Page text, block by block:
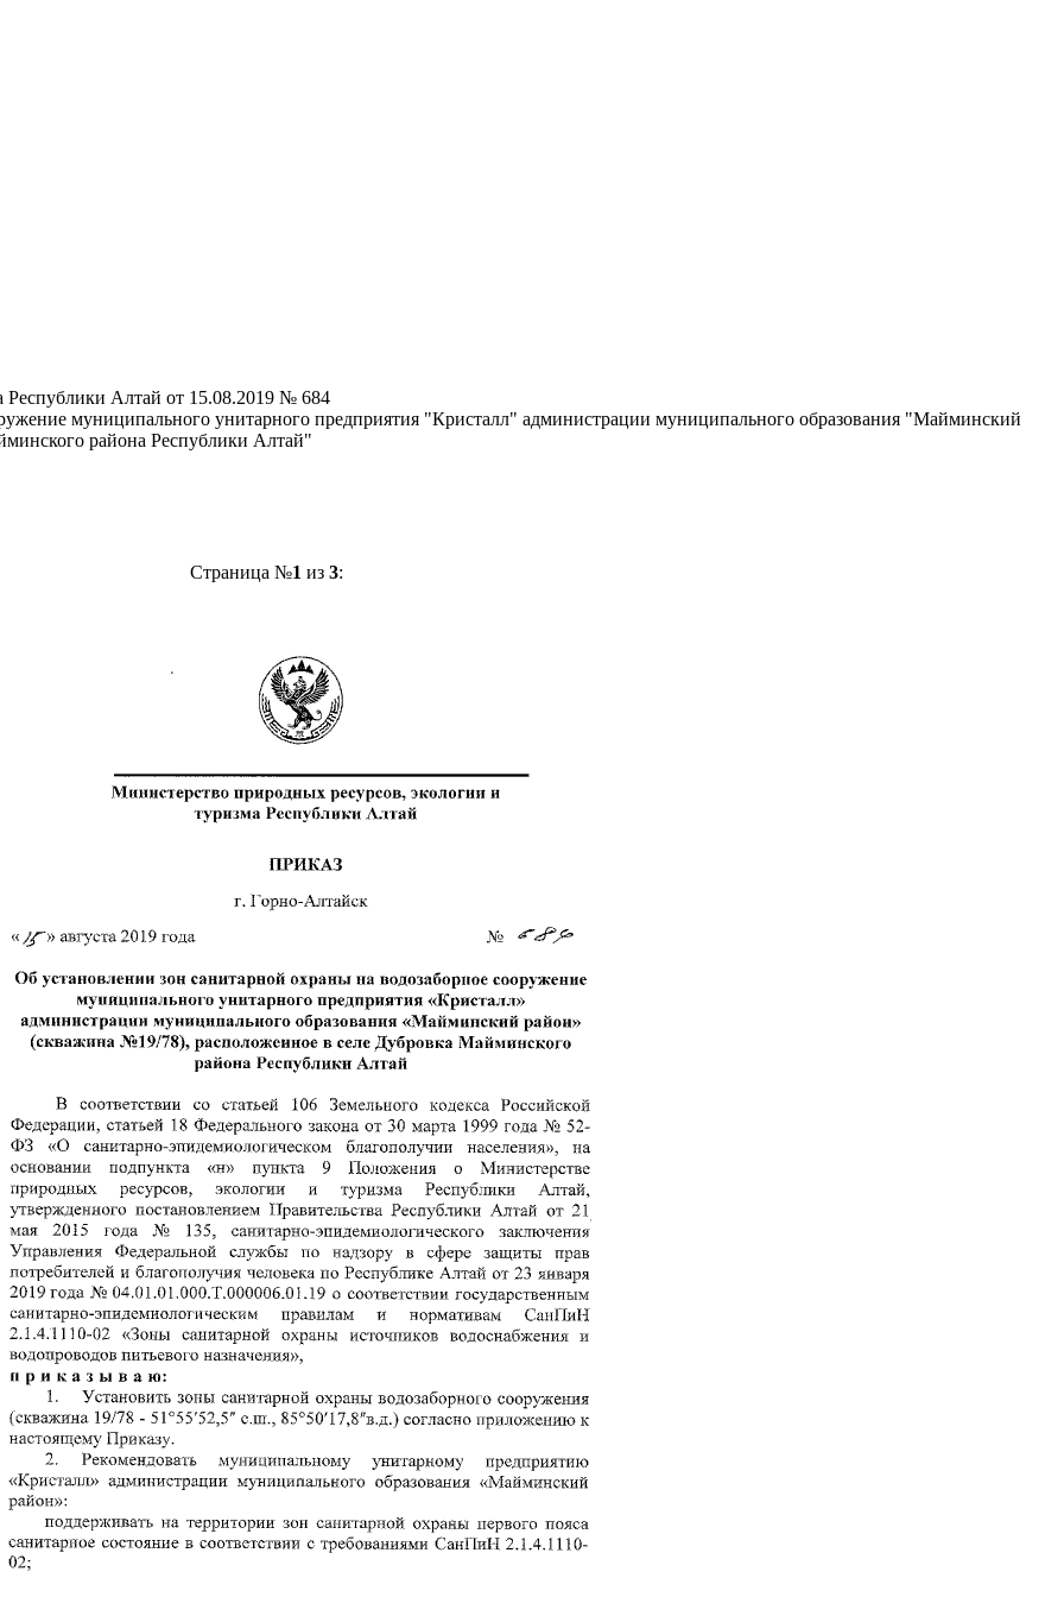
Республики Алтай от 15.08.2019 № 684
муниципального унитарного предприятия "Кристалл" администрации муниципального образования "Майминский
района Республики Алтай"
Страница №1 из 3: